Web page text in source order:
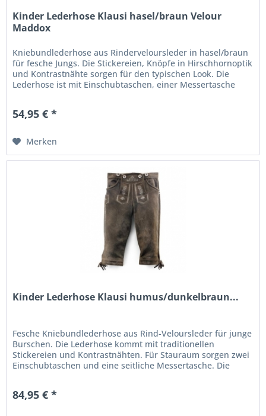
Kinder Lederhose Klausi hasel/braun Velour
Maddox
Kniebundlederhose aus Rinderveloursleder in hasel/braun
für fesche Jungs. Die Stickereien, Knöpfe in Hirschhornoptik
und Kontrastnähte sorgen für den typischen Look. Die
Lederhose ist mit Einschubtaschen, einer Messertasche
54,95 € *
Merken
Kinder Lederhose Klausi humus/dunkelbraun...
Fesche Kniebundlederhose aus Rind-Veloursleder für junge
Burschen. Die Lederhose kommt mit traditionellen
Stickereien und Kontrastnähten. Für Stauraum sorgen zwei
Einschubtaschen und eine seitliche Messertasche. Die
84,95 € *